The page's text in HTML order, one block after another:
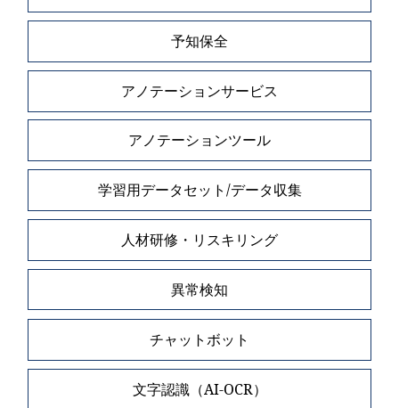
予知保全
アノテーションサービス
アノテーションツール
学習用データセット/データ収集
人材研修・リスキリング
異常検知
チャットボット
文字認識（AI-OCR）